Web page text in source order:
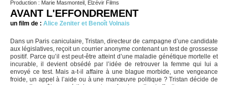
Production : Marie Masmonteil, Elzévir Films
AVANT L'EFFONDREMENT
un film de : Alice Zeniter et Benoît Volnais
Dans un Paris caniculaire, Tristan, directeur de campagne d’une candidate
aux législatives, reçoit un courrier anonyme contenant un test de grossesse
positif. Parce qu’il est peut-être atteint d’une maladie génétique mortelle et
incurable, il devient obsédé par l’idée de retrouver la femme qui lui a
envoyé ce test. Mais a-t-il affaire à une blague morbide, une vengeance
froide, un appel à l’aide ou à une manœuvre politique ? Tristan décide de